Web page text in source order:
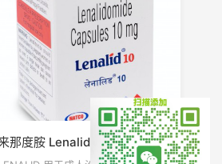
那度胺 Lenalid 10mg 30粒